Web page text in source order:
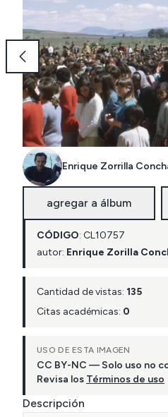
Enrique Zorrilla
agregar a álbum
CÓDIGO: CL10757
autor: Enrique Zorilla
Cantidad de vistas: 135
Citas académicas: 0
USO DE ESTA IMAGEN
CC BY-NC — Solo uso no
Revisa los Términos de uso
Descripción